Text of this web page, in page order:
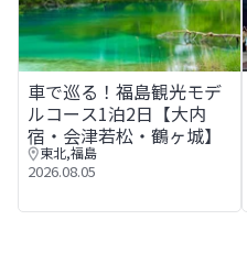
車で巡る！福島観光モデル
車で巡る！福島観光モデ
ルコース1泊2日【大内
宿・会津若松・鶴ヶ城】
東北,福島
2026.08.05